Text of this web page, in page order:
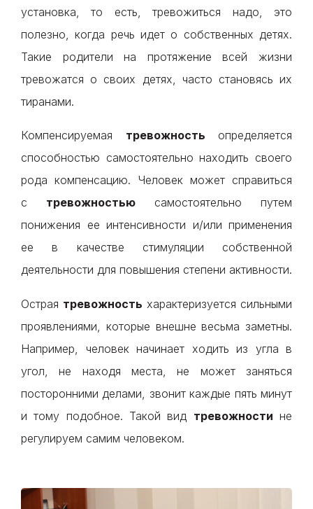
установка, то есть, тревожиться надо, это
полезно, когда речь идет о собственных детях.
Такие родители на протяжение всей жизни
тревожатся о своих детях, часто становясь их
тиранами.
Компенсируемая тревожность определяется
способностью самостоятельно находить своего
рода компенсацию. Человек может справиться
с тревожностью самостоятельно путем
понижения ее интенсивности и/или применения
ее в качестве стимуляции собственной
деятельности для повышения степени активности.
Острая тревожность характеризуется сильными
проявлениями, которые внешне весьма заметны.
Например, человек начинает ходить из угла в
угол, не находя места, не может заняться
посторонними делами, звонит каждые пять минут
и тому подобное. Такой вид тревожности не
регулируем самим человеком.